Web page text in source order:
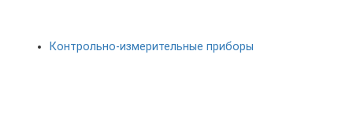
Контрольно-измерительные приборы